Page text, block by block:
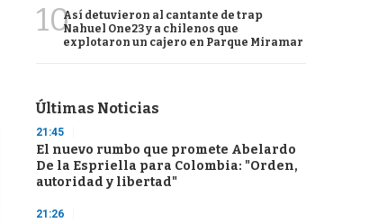
10Así detuvieron al cantante de trap
Nahuel One23 y a chilenos que
explotaron un cajero en Parque Miramar
Últimas Noticias
21:45
El nuevo rumbo que promete Abelardo
De la Espriella para Colombia: "Orden,
autoridad y libertad"
21:26